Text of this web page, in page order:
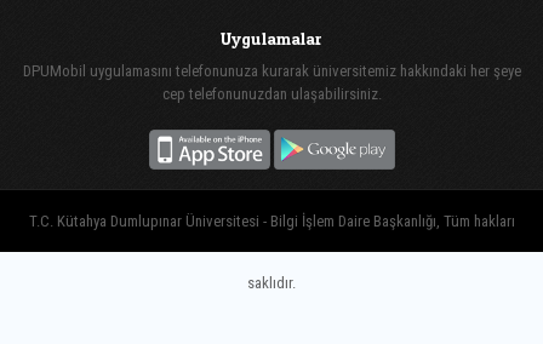
Uygulamalar
DPUMobil uygulamasını telefonunuza kurarak üniversitemiz hakkındaki her şeye
cep telefonunuzdan ulaşabilirsiniz.
T.C. Kütahya Dumlupınar Üniversitesi - Bilgi İşlem Daire Başkanlığı, Tüm hakları
saklıdır.